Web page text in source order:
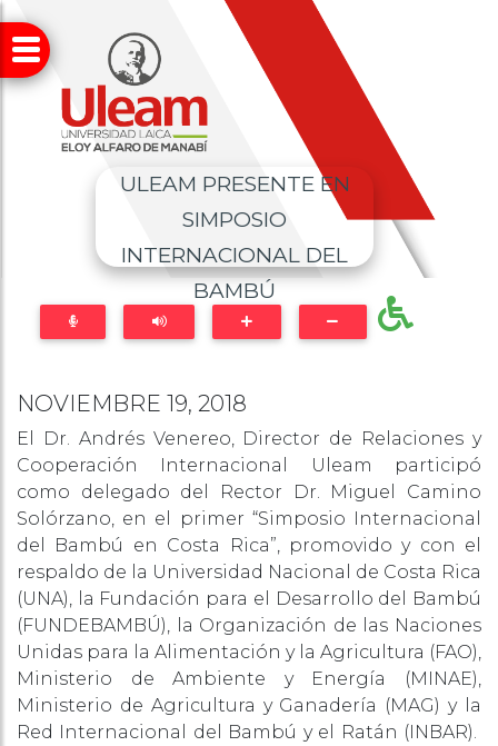
ULEAM PRESENTE EN
SIMPOSIO
INTERNACIONAL DEL
BAMBÚ
NOVIEMBRE 19, 2018
El Dr. Andrés Venereo, Director de Relaciones y
Cooperación Internacional Uleam participó
como delegado del Rector Dr. Miguel Camino
Solórzano, en el primer “Simposio Internacional
del Bambú en Costa Rica”, promovido y con el
respaldo de la Universidad Nacional de Costa Rica
(UNA), la Fundación para el Desarrollo del Bambú
(FUNDEBAMBÚ), la Organización de las Naciones
Unidas para la Alimentación y la Agricultura (FAO),
Ministerio de Ambiente y Energía (MINAE),
Ministerio de Agricultura y Ganadería (MAG) y la
Red Internacional del Bambú y el Ratán (INBAR).